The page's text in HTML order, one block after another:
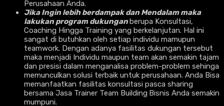
Perusahaan Anda.
Jika Ingin lebih berdampak dan Mendalam maka
lakukan program dukunganberupa Konsultasi,
Coaching Hingga Training yang berkelanjutan. Hal ini
sangat di butuhkan oleh setiap individu mamupun
teamwork. Dengan adanya fasilitas dukungan tersebut
maka menjadi Individu maupun team akan semakin tajam
dan presisi dalam menganalisa problem-problem sehinga
memunculkan solusi terbaik untuk perusahaan. Anda Bisa
memanfaatkan fasilitas konsultasi pasca sharing
bersama Jasa Trainer Team Building Bisnis Anda semakin
mumpuni.